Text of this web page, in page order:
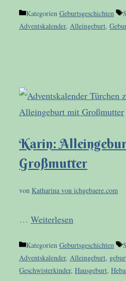
Kategorien Geburtsgeschichten
Adventskalender, Alleingeburt,
Karin:
Großmutter
von Katharina von ichgebaere.com
… Weiterlesen
Kategorien Geburtsgeschichten
Adventskalender, Alleingeburt,
Geschwisterkinder, Hausgeburt,